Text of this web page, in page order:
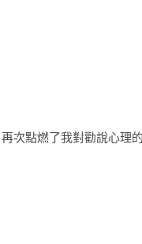
次點燃了我對勸說心理